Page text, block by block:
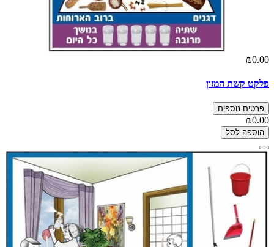
₪0.00
פלקט קשת המזון
פרטים נוספים
₪0.00
הוספה לסל